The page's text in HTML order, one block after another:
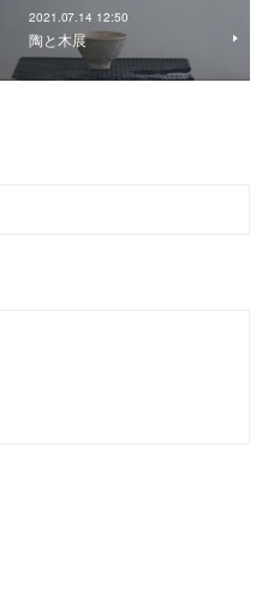
2021.07.14 12:50
陶と木展